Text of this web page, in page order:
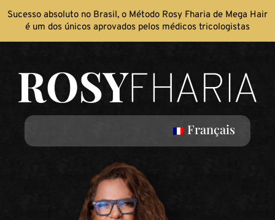
Sucesso absoluto no Brasil, o Método Rosy Fharia de Mega Hair
é um dos únicos aprovados pelos médicos tricologistas
Français